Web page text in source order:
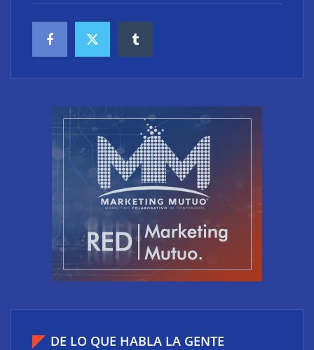
accesos que no caducan
flotas comerciales en España
DE LO QUE HABLA LA GENTE